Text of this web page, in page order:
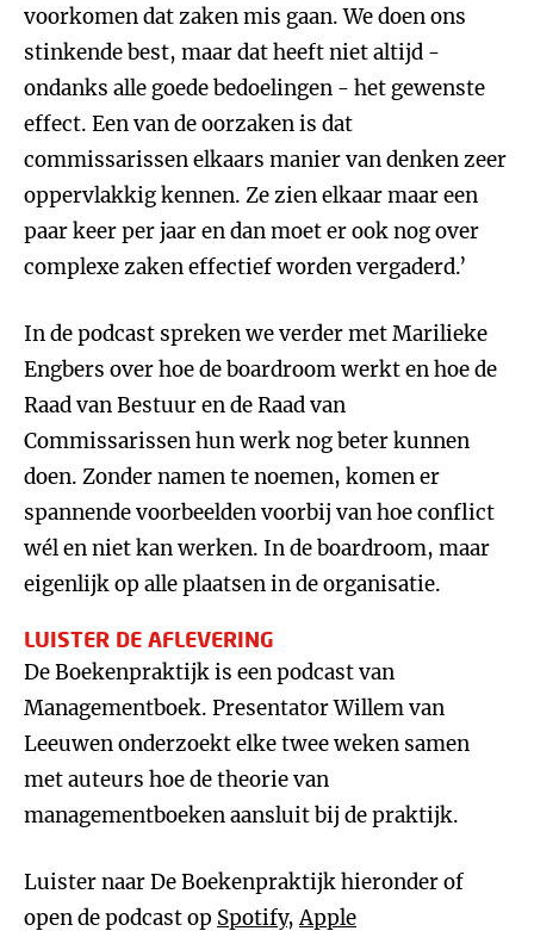
voorkomen dat zaken mis gaan. We doen ons
stinkende best, maar dat heeft niet altijd -
ondanks alle goede bedoelingen - het gewenste
effect. Een van de oorzaken is dat
commissarissen elkaars manier van denken zeer
oppervlakkig kennen. Ze zien elkaar maar een
paar keer per jaar en dan moet er ook nog over
complexe zaken effectief worden vergaderd.’
In de podcast spreken we verder met Marilieke
Engbers over hoe de boardroom werkt en hoe de
Raad van Bestuur en de Raad van
Commissarissen hun werk nog beter kunnen
doen. Zonder namen te noemen, komen er
spannende voorbeelden voorbij van hoe conflict
wél en niet kan werken. In de boardroom, maar
eigenlijk op alle plaatsen in de organisatie.
LUISTER DE AFLEVERING
De Boekenpraktijk is een podcast van
Managementboek. Presentator Willem van
Leeuwen onderzoekt elke twee weken samen
met auteurs hoe de theorie van
managementboeken aansluit bij de praktijk.
Luister naar De Boekenpraktijk hieronder of
open de podcast op Spotify,Apple